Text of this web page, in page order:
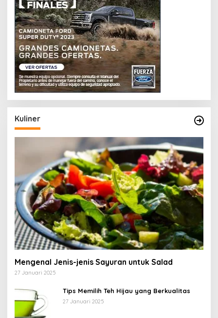
Kuliner
Mengenal Jenis-jenis Sayuran untuk Salad
27 Januari 2025
Tips Memilih Teh Hijau yang Berkualitas
27 Januari 2025